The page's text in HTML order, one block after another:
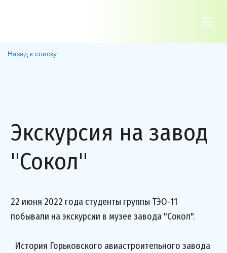
Назад к списку
Экскурсия на завод
"Сокол"
22 июня 2022 года студенты группы ТЭО-11
побывали на экскурсии в музее завода "Сокол".
История Горьковского авиастроительного завода